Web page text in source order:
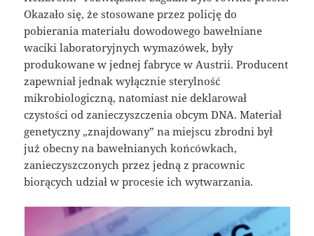
Okazało się, że stosowane przez policję do
pobierania materiału dowodowego bawełniane
waciki laboratoryjnych wymazówek, były
produkowane w jednej fabryce w Austrii. Producent
zapewniał jednak wyłącznie sterylność
mikrobiologiczną, natomiast nie deklarował
czystości od zanieczyszczenia obcym DNA. Materiał
genetyczny „znajdowany” na miejscu zbrodni był
już obecny na bawełnianych końcówkach,
zanieczyszczonych przez jedną z pracownic
biorących udział w procesie ich wytwarzania.